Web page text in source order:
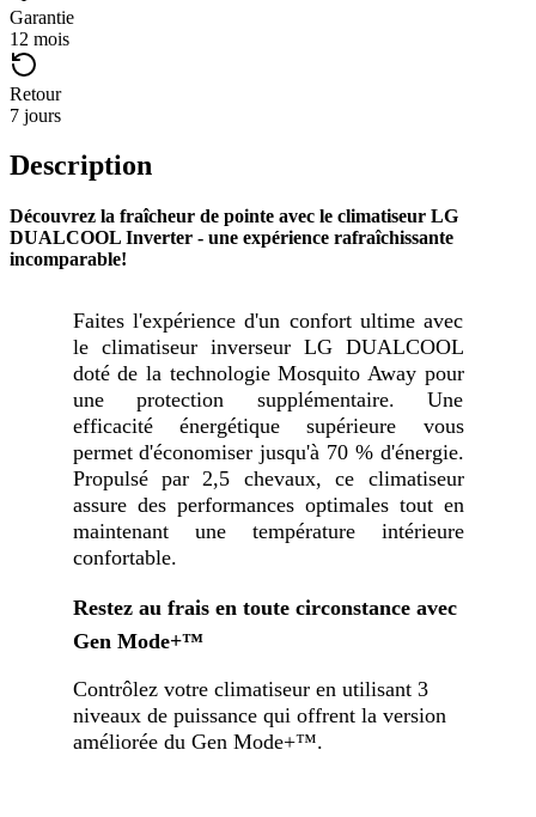
Garantie
12 mois
Retour
7 jours
Description
Découvrez la fraîcheur de pointe avec le climatiseur LG
DUALCOOL Inverter - une expérience rafraîchissante
incomparable!
Faites l'expérience d'un confort ultime avec
le climatiseur inverseur LG DUALCOOL
doté de la technologie Mosquito Away pour
une protection supplémentaire. Une
efficacité énergétique supérieure vous
permet d'économiser jusqu'à 70 % d'énergie.
Propulsé par 2,5 chevaux, ce climatiseur
assure des performances optimales tout en
maintenant une température intérieure
confortable.
Restez au frais en toute circonstance avec
Gen Mode+™
Contrôlez votre climatiseur en utilisant 3
niveaux de puissance qui offrent la version
améliorée du Gen Mode+™.